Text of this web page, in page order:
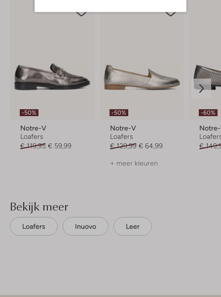
-50%
Notre-V
Loafers
€ 119,95 € 59,99
-50%
Notre-V
Loafers
€ 129,99 € 64,99
+ meer kleuren
-60%
€
Bekijk meer
Loafers Inuovo Leer